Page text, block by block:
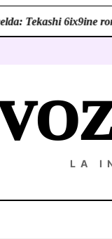
Tekashi 6ix9ine
LA